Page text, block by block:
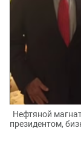
Нефтяной
президентом,